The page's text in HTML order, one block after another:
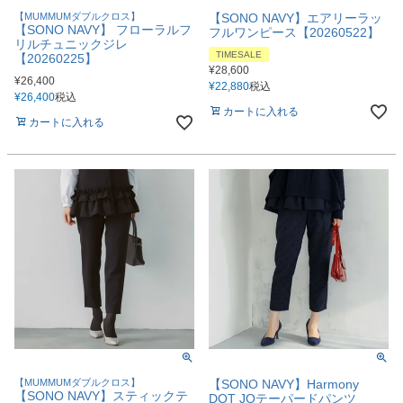
【MUMMUMダブルクロス】
【SONO NAVY】 フローラルフ
リルチュニックジレ
【20260225】
¥26,400
¥26,400税込
カートに入れる
【SONO NAVY】エアリーラッ
フルワンピース【20260522】
TIMESALE
¥28,600
¥22,880税込
カートに入れる
【MUMMUMダブルクロス】
【SONO NAVY】スティックテ
【SONO NAVY】Harmony
DOT JQテーパードパンツ